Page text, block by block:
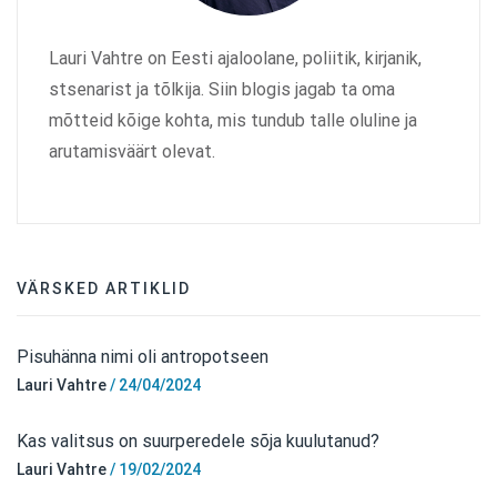
Lauri Vahtre on Eesti ajaloolane, poliitik, kirjanik,
stsenarist ja tõlkija. Siin blogis jagab ta oma
mõtteid kõige kohta, mis tundub talle oluline ja
arutamisväärt olevat.
VÄRSKED ARTIKLID
Pisuhänna nimi oli antropotseen
Lauri Vahtre/ 24/04/2024
Kas valitsus on suurperedele sõja kuulutanud?
Lauri Vahtre/ 19/02/2024